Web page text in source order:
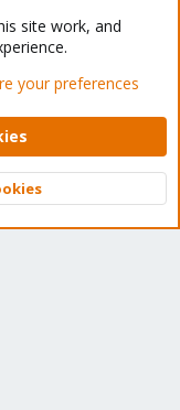
Mode
Help Home
XenForo Ltd.
Top
site work, and
your preferences